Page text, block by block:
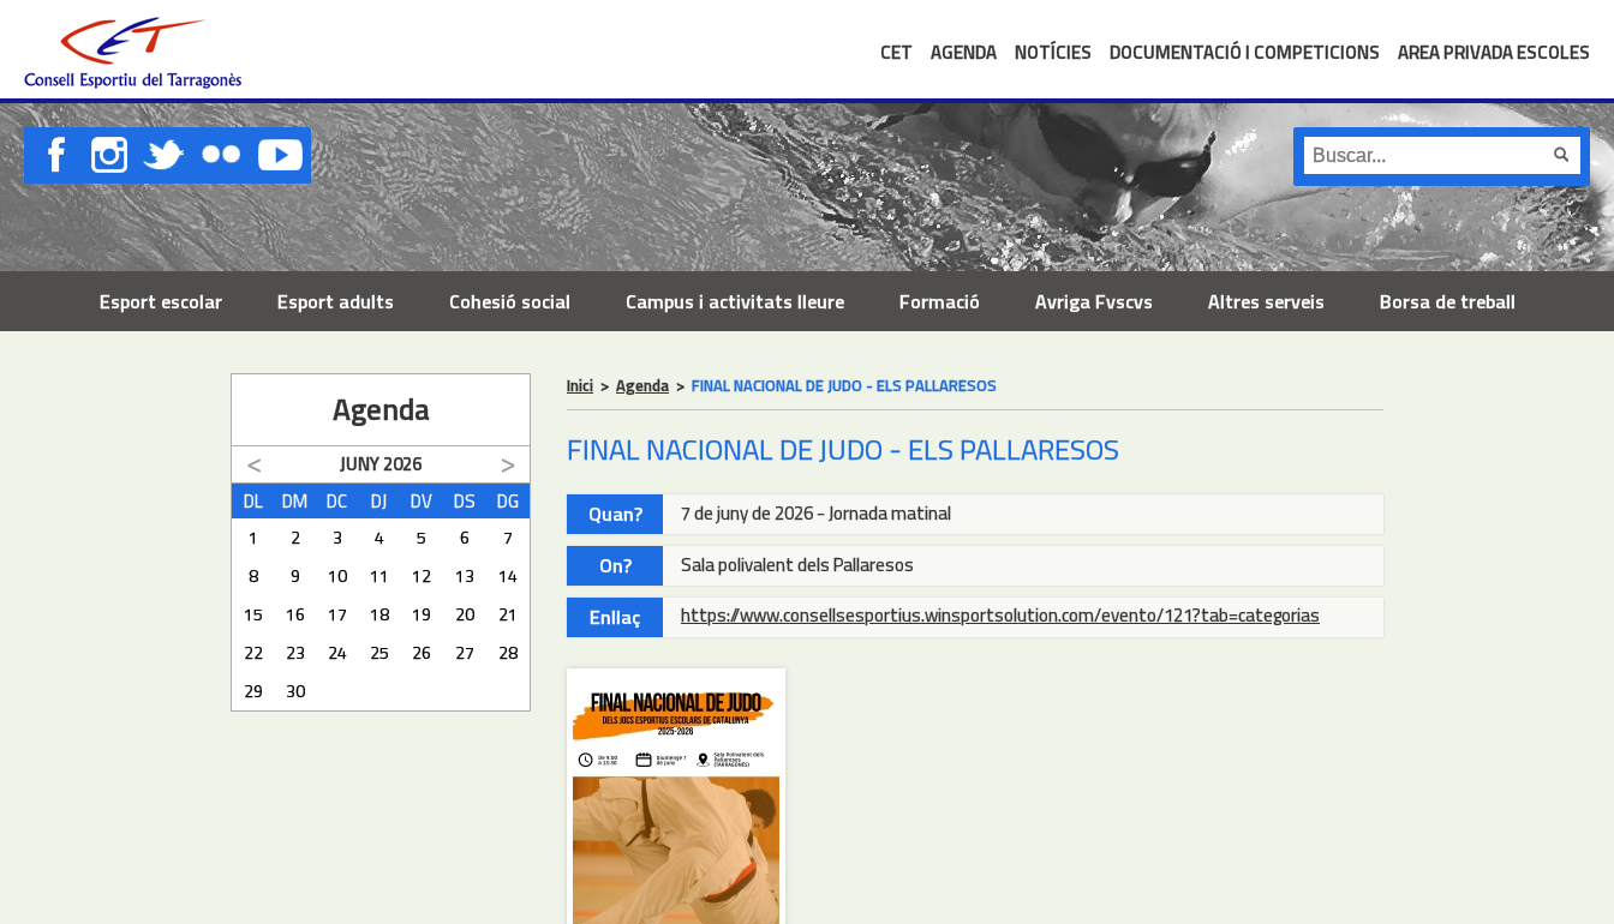
CET AGENDA NOTÍCIES DOCUMENTACIÓ I COMPETICIONS AREA PRIVADA ESCOLES
Esport escolar Esport adults Cohesió social Campus i activitats lleure Formació Avriga Fvscvs Altres serveis Borsa de treball
Agenda
JUNY2026
DL
DM DC DJ DV DS DG
1 2 3 4 5 6
7
8
9 10 11 12 13
14
15
16 17 18 19 20
21
22
23 24 25 26 27
28
29
30
Inici > Agenda > FINAL NACIONAL DE JUDO - ELS PALLARESOS
FINAL NACIONAL DE JUDO - ELS PALLARESOS
Quan? 7 de juny de 2026 - Jornada matinal
On? Sala polivalent dels Pallaresos
Enllaç https://www.consellsesportius.winsportsolution.com/evento/121?tab=categorias